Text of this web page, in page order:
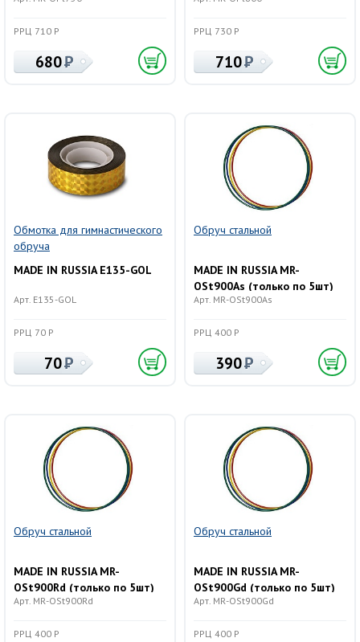
РРЦ 710 Р
680
РРЦ 730 Р
710
Обмотка для гимнастического
обруча
MADE IN RUSSIA E135-GOL
Арт. E135-GOL
РРЦ 70 Р
70
Обруч стальной
MADE IN RUSSIA MR-
OSt900As (только по 5шт)
Арт. MR-OSt900As
РРЦ 400 Р
390
Обруч стальной
MADE IN RUSSIA MR-
OSt900Rd (только по 5шт)
Арт. MR-OSt900Rd
РРЦ 400 Р
Обруч стальной
MADE IN RUSSIA MR-
OSt900Gd (только по 5шт)
Арт. MR-OSt900Gd
РРЦ 400 Р